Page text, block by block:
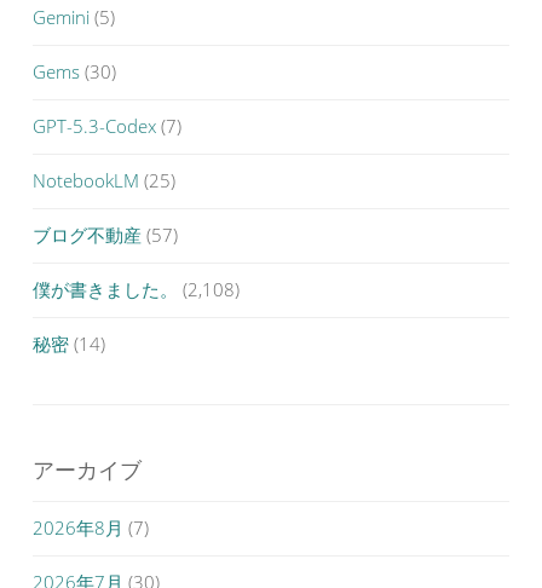
Gemini (5)
Gems (30)
GPT-5.3-Codex (7)
NotebookLM (25)
ブログ不動産 (57)
僕が書きました。 (2,108)
秘密 (14)
アーカイブ
2026年8月 (7)
2026年7月 (30)